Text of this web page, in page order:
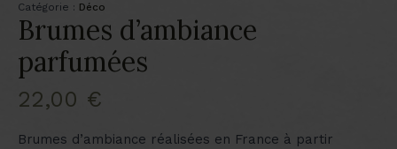
Catégorie : Déco
Brumes d’ambiance
parfumées
22,00 €
Brumes d’ambiance réalisées en France à partir